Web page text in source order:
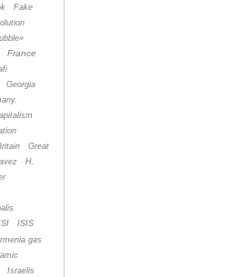
Fake
France
Georgia
Great
H.
ISIS
gas
Israelis